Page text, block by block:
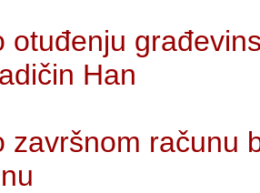
otuđenju
Han
završnom računu